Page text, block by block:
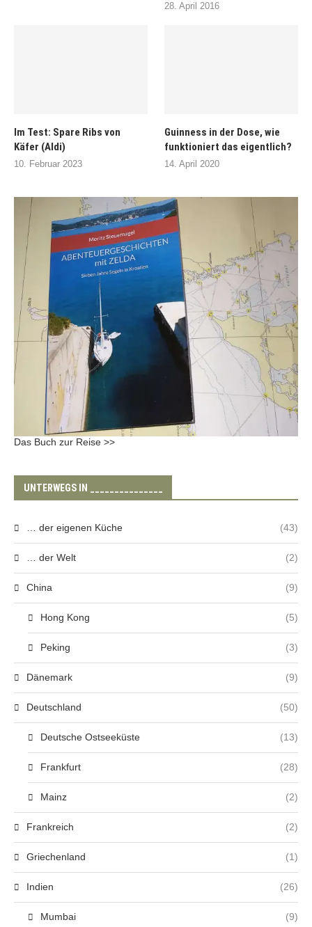
28. April 2016
Im Test: Spare Ribs von
Käfer (Aldi)
10. Februar 2023
Guinness in der Dose, wie
funktioniert das eigentlich?
14. April 2020
Das Buch zur Reise >>
UNTERWEGS IN _______________
… der eigenen Küche (43)
… der Welt (2)
China (9)
Hong Kong (5)
Peking (3)
Dänemark (9)
Deutschland (50)
Deutsche Ostseeküste (13)
Frankfurt (28)
Mainz (2)
Frankreich (2)
Griechenland (1)
Indien (26)
Mumbai (9)